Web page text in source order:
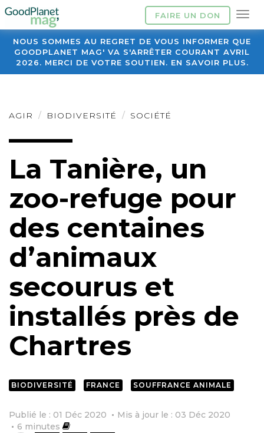
FAIRE UN DON
NOUS SOMMES AU REGRET DE VOUS INFORMER QUE
GOODPLANET MAG' VA S'ARRÊTER COURANT AVRIL
2026. MERCI DE VOTRE SOUTIEN. EN SAVOIR PLUS.
AGIR BIODIVERSITÉ SOCIÉTÉ
La Tanière, un
zoo-refuge pour
des centaines
d’animaux
secourus et
installés près de
Chartres
BIODIVERSITÉ FRANCE SOUFFRANCE ANIMALE
Publié le : 01 Déc 2020
Mis à jour le : 03 Déc 2020
6 minutes